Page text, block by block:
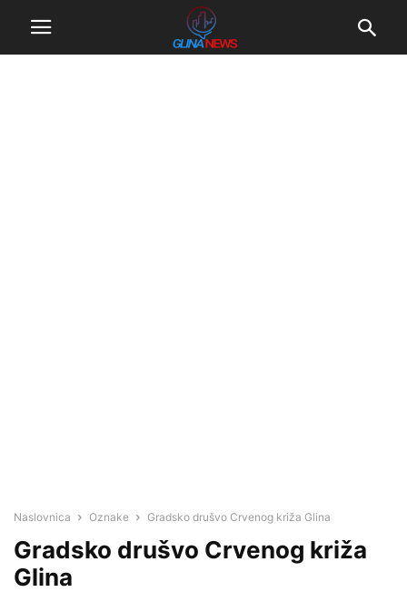
Naslovnica Oznake Gradsko drušvo Crvenog križa Glina
Gradsko drušvo Crvenog križa
Glina